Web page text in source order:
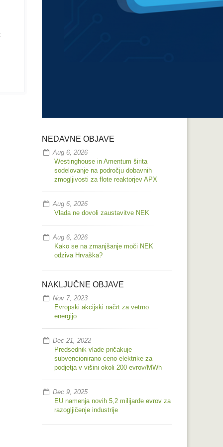
NEDAVNE OBJAVE
Aug 6, 2026
Westinghouse in Amentum širita
sodelovanje na področju dobavnih
zmogljivosti za flote reaktorjev APX
Aug 6, 2026
Vlada ne dovoli zaustavitve NEK
Aug 6, 2026
Kako se na zmanjšanje moči NEK
odziva Hrvaška?
NAKLJUČNE OBJAVE
Nov 7, 2023
Evropski akcijski načrt za vetrno
energijo
Dec 21, 2022
Predsednik vlade pričakuje
subvencionirano ceno elektrike za
podjetja v višini okoli 200 evrov/MWh
Dec 9, 2025
EU namenja novih 5,2 milijarde evrov za
razogljičenje industrije